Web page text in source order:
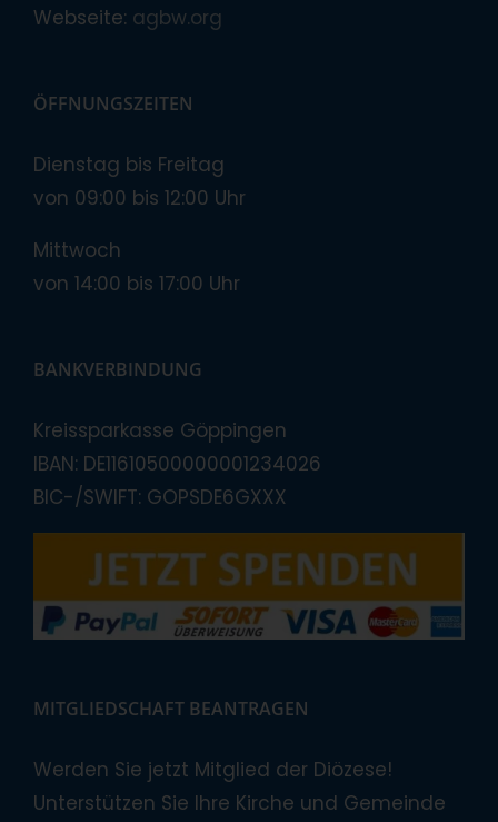
Webseite: agbw.org
ÖFFNUNGSZEITEN
Dienstag bis Freitag
von 09:00 bis 12:00 Uhr
Mittwoch
von 14:00 bis 17:00 Uhr
BANKVERBINDUNG
Kreissparkasse Göppingen
IBAN: DE11610500000001234026
BIC-/SWIFT: GOPSDE6GXXX
MITGLIEDSCHAFT BEANTRAGEN
Werden Sie jetzt Mitglied der Diözese!
Unterstützen Sie Ihre Kirche und Gemeinde